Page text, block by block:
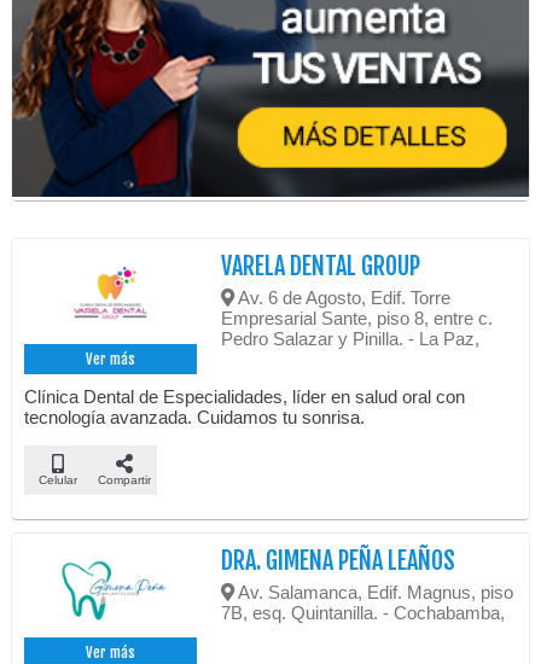
Ver más
VARELA DENTAL GROUP
Av. 6 de Agosto, Edif. Torre
Empresarial Sante, piso 8, entre c.
Pedro Salazar y Pinilla. - La Paz,
Clínica Dental de Especialidades, líder en salud oral con
tecnología avanzada. Cuidamos tu sonrisa.
Celular Compartir
Ver más
DRA. GIMENA PEÑA LEAÑOS
Av. Salamanca, Edif. Magnus, piso
7B, esq. Quintanilla. - Cochabamba,